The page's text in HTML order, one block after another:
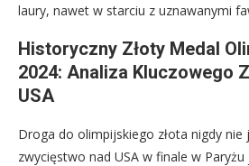
laury, nawet w starciu z uznawanymi
Historyczny Złoty Medal
2024: Analiza Kluczowego
USA
Droga do olimpijskiego złota nigdy nie
zwycięstwo nad USA w finale w